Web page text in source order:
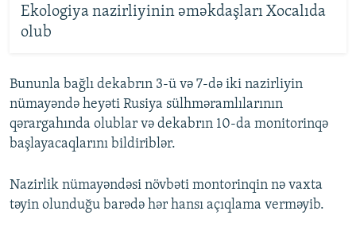
Ekologiya nazirliyinin əməkdaşları Xocalıda
olub
Bununla bağlı dekabrın 3-ü və 7-də iki nazirliyin
nümayəndə heyəti Rusiya sülhməramlılarının
qərargahında olublar və dekabrın 10-da monitorinqə
başlayacaqlarını bildiriblər.
Nazirlik nümayəndəsi növbəti montorinqin nə vaxta
təyin olunduğu barədə hər hansı açıqlama verməyib.